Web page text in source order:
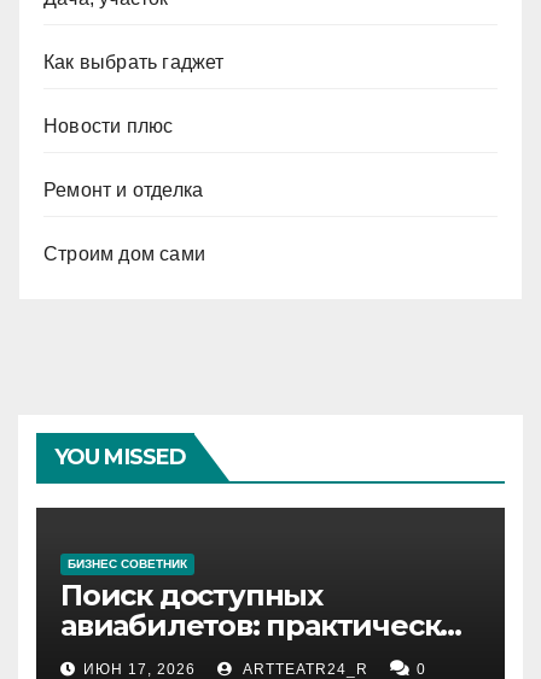
Как выбрать гаджет
Новости плюс
Ремонт и отделка
Строим дом сами
YOU MISSED
БИЗНЕС СОВЕТНИК
Поиск доступных
авиабилетов: практические
рекомендации
ИЮН 17, 2026 ARTTEATR24_R 0